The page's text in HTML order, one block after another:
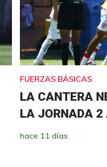
FUERZAS BÁSICAS
LA CANTERA
LA JORNADA 2
hace 11 días